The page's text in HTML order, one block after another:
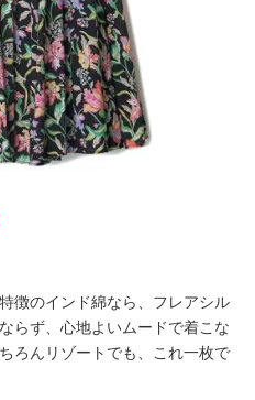
徴のインド綿なら、フレアシル
らず、心地よいムードで着こな
ろんリゾートでも、これ一枚で